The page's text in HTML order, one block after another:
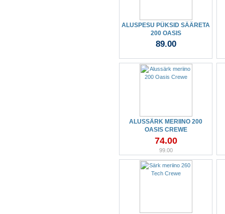
ALUSPESU PÜKSID SÄÄRETA
200 OASIS
89.00
ALUSSÄRK MERIINO 200
OASIS CREWE
74.00
99.00